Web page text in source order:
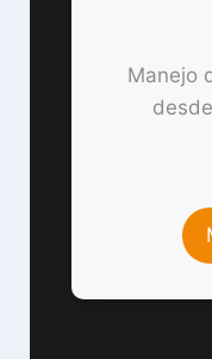
Manejo